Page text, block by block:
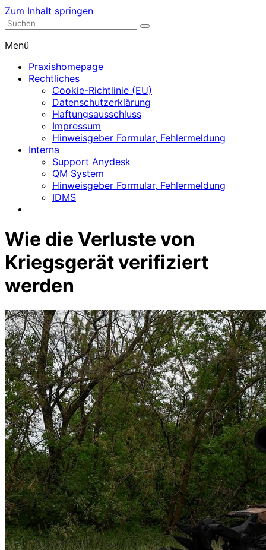
Zum Inhalt springen
Nephrologische Praxis mit Dialyse
Menü
Praxishomepage
Rechtliches
Cookie-Richtlinie (EU)
Datenschutzerklärung
Haftungsausschluss
Impressum
Hinweisgeber Formular, Fehlermeldung
Interna
Support Anydesk
QM System
Hinweisgeber Formular, Fehlermeldung
IDMS
Wie die Verluste von
Kriegsgerät verifiziert
werden